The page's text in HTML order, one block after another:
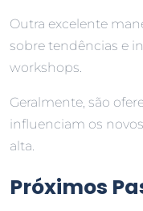
Outra excelente
sobre tendências e
workshops.
Geralmente, são
influenciam os
alta.
Próximos